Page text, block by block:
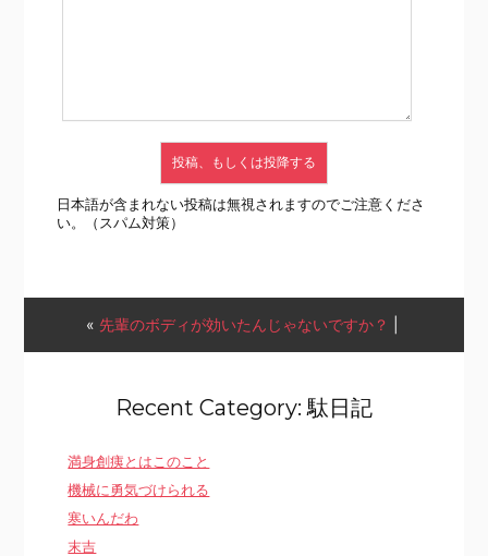
日本語が含まれない投稿は無視されますのでご注意くださ
い。（スパム対策）
« 先輩のボディが効いたんじゃないですか？
Recent Category: 駄日記
満身創痍とはこのこと
機械に勇気づけられる
寒いんだわ
末吉